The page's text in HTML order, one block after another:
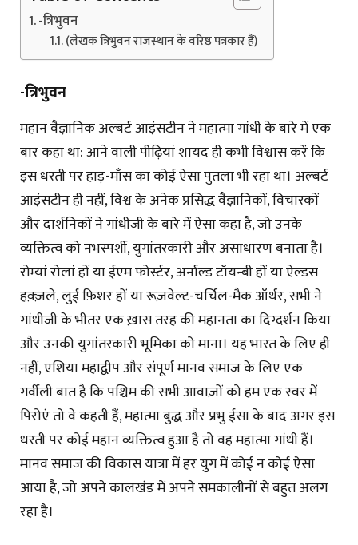
-त्रिभुवन
(लेखक त्रिभुवन राजस्थान के वरिष्ठ पत्रकार हैं)
-त्रिभुवन
महान वैज्ञानिक अल्बर्ट आइंसटीन ने महात्मा गांधी के बारे में एक
बार कहा था: आने वाली पीढ़ियां शायद ही कभी विश्वास करें कि
इस धरती पर हाड़-माँस का कोई ऐसा पुतला भी रहा था। अल्बर्ट
आइंसटीन ही नहीं, विश्व के अनेक प्रसिद्ध वैज्ञानिकों, विचारकों
और दार्शनिकों ने गांधीजी के बारे में ऐसा कहा है, जो उनके
व्यक्तित्व को नभस्पर्शी, युगांतरकारी और असाधारण बनाता है।
रोम्यां रोलां हों या ईएम फोर्स्टर, अर्नाल्ड टॉयन्बी हों या ऐल्डस
हक़्ज़ले, लुई फ़िशर हों या रूज़वेल्ट-चर्चिल-मैक ऑर्थर, सभी ने
गांधीजी के भीतर एक ख़ास तरह की महानता का दिग्दर्शन किया
और उनकी युगांतरकारी भूमिका को माना। यह भारत के लिए ही
नहीं, एशिया महाद्वीप और संपूर्ण मानव समाज के लिए एक
गर्वीली बात है कि पश्चिम की सभी आवाज़ों को हम एक स्वर में
पिरोएं तो वे कहती हैं, महात्मा बुद्ध और प्रभु ईसा के बाद अगर इस
धरती पर कोई महान व्यक्तित्व हुआ है तो वह महात्मा गांधी हैं।
मानव समाज की विकास यात्रा में हर युग में कोई न कोई ऐसा
आया है, जो अपने कालखंड में अपने समकालीनों से बहुत अलग
रहा है।